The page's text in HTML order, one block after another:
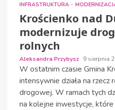
INFRASTRUKTURA
Krościenko nad
modernizuje
rolnych
Aleksandra Przybysz 9 sierpnia
W ostatnim czasie Gmina
intensywnie działa na
drogowej. W ramach tych
na kolejne inwestycje, które